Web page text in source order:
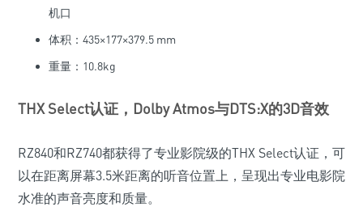
机口
体积：435×177×379.5 mm
重量：10.8kg
THX Select认证，Dolby Atmos与DTS:X的3D音效
RZ840和RZ740都获得了专业影院级的THX Select认证，可
以在距离屏幕3.5米距离的听音位置上，呈现出专业电影院
水准的声音亮度和质量。